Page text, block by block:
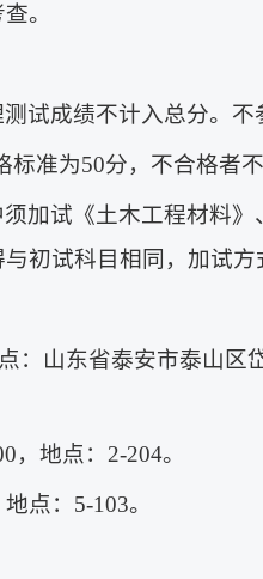
。
试成绩不计入总分。不
准为50分，不合格者不
加试《土木工程材料
初试科目相同，加试方
：山东省泰安市泰山区
地点：2-204。
点：5-103。